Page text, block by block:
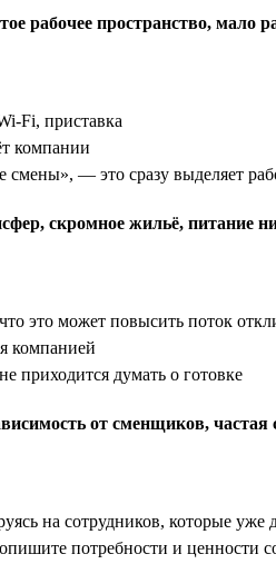
рабочее пространство, мало
Fi, приставка
компании
смены», — это сразу выделяет
скромное жильё, питание
это может повысить поток
компанией
приходится думать о готовке
от сменщиков, частая
на сотрудников, которые
потребности и ценности